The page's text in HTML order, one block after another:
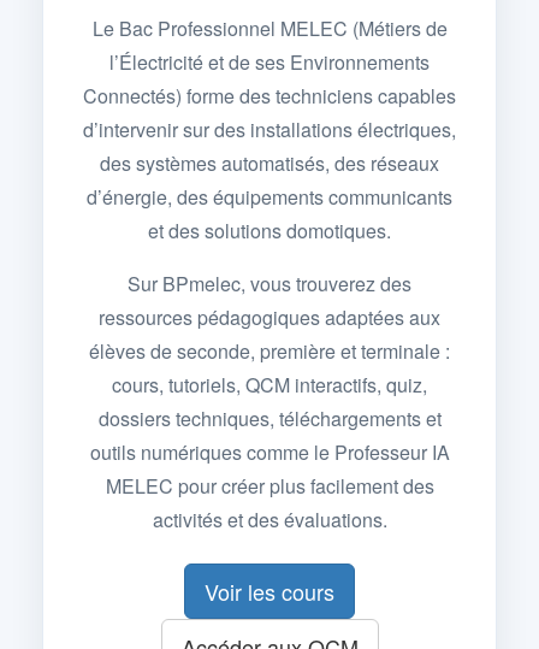
Le Bac Professionnel MELEC (Métiers de
l’Électricité et de ses Environnements
Connectés) forme des techniciens capables
d’intervenir sur des installations électriques,
des systèmes automatisés, des réseaux
d’énergie, des équipements communicants
et des solutions domotiques.
Sur BPmelec, vous trouverez des
ressources pédagogiques adaptées aux
élèves de seconde, première et terminale :
cours, tutoriels, QCM interactifs, quiz,
dossiers techniques, téléchargements et
outils numériques comme le Professeur IA
MELEC pour créer plus facilement des
activités et des évaluations.
Voir les cours